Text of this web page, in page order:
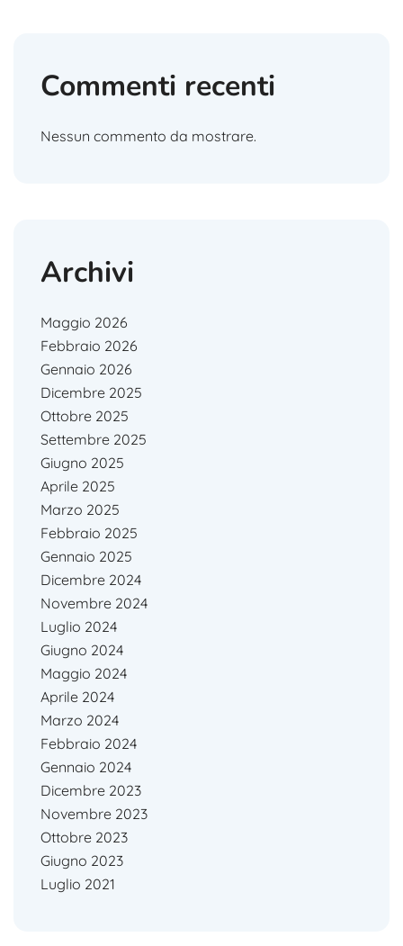
Commenti recenti
Nessun commento da mostrare.
Archivi
Maggio 2026
Febbraio 2026
Gennaio 2026
Dicembre 2025
Ottobre 2025
Settembre 2025
Giugno 2025
Aprile 2025
Marzo 2025
Febbraio 2025
Gennaio 2025
Dicembre 2024
Novembre 2024
Luglio 2024
Giugno 2024
Maggio 2024
Aprile 2024
Marzo 2024
Febbraio 2024
Gennaio 2024
Dicembre 2023
Novembre 2023
Ottobre 2023
Giugno 2023
Luglio 2021